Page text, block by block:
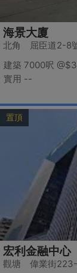
海景大廈
北角 屈臣道2-8
建築 7000呎
實用 --
置頂
宏利金融中心
觀塘 偉業街223-